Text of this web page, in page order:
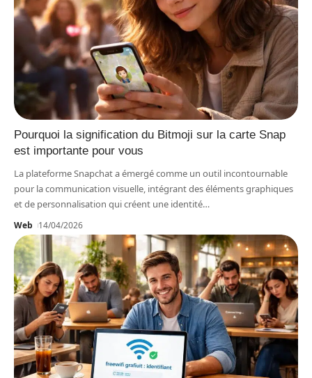
Pourquoi la signification du Bitmoji sur la carte Snap
est importante pour vous
La plateforme Snapchat a émergé comme un outil incontournable
pour la communication visuelle, intégrant des éléments graphiques
et de personnalisation qui créent une identité…
Web 14/04/2026